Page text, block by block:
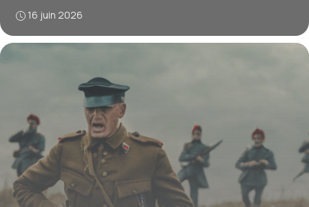
16 juin 2026